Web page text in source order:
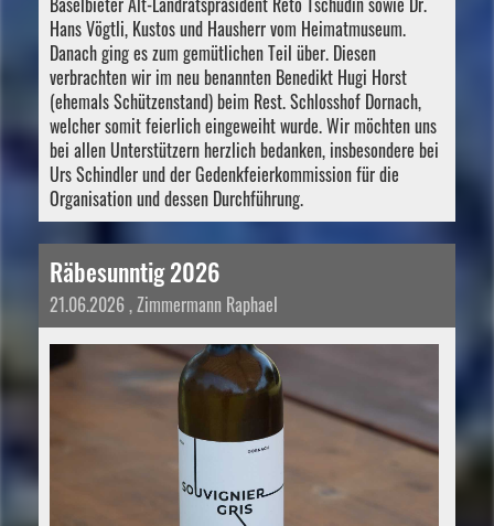
Hans Vögtli, Kustos und Hausherr vom Heimatmuseum.
Danach ging es zum gemütlichen Teil über. Diesen
verbrachten wir im neu benannten Benedikt Hugi Horst
(ehemals Schützenstand) beim Rest. Schlosshof Dornach,
welcher somit feierlich eingeweiht wurde. Wir möchten uns
bei allen Unterstützern herzlich bedanken, insbesondere bei
Urs Schindler und der Gedenkfeierkommission für die
Organisation und dessen Durchführung.
Räbesunntig 2026
21.06.2026, Zimmermann Raphael